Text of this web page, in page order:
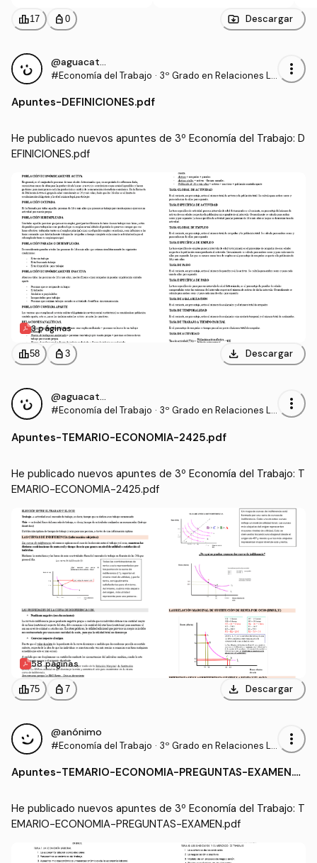
leaderboard17 personal_bag 0 Descargar
@aguacate9898
#Economía del Trabajo · 3º Grado en Relaciones La
more_vert
Apuntes-DEFINICIONES.pdf
He publicado nuevos apuntes de 3º Economía del Trabajo: D
EFINICIONES.pdf
3 páginas
leaderboard58 personal_bag 3 download Descargar
@aguacate9898
#Economía del Trabajo · 3º Grado en Relaciones La
os (UCO)
more_vert
Apuntes-TEMARIO-ECONOMIA-2425.pdf
He publicado nuevos apuntes de 3º Economía del Trabajo: T
EMARIO-ECONOMIA-2425.pdf
58 páginas
leaderboard75 personal_bag 7 download Descargar
@anónimo
#Economía del Trabajo · 3º Grado en Relaciones La
os (UCO)
more_vert
Apuntes-TEMARIO-ECONOMIA-PREGUNTAS-EXAMEN.p
He publicado nuevos apuntes de 3º Economía del Trabajo: T
EMARIO-ECONOMIA-PREGUNTAS-EXAMEN.pdf